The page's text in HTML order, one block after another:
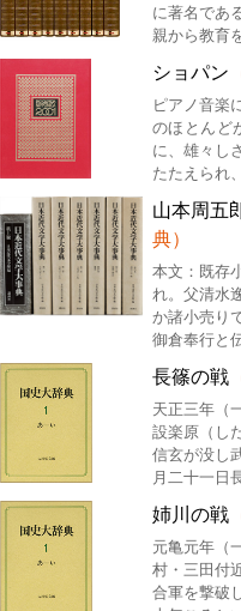
に著名であ
親から教育
ショパン
ピアノ音楽
のほとんど
に、雄々し
たたえられ
山本周五
典）
本文：既存
れ。父清水
か諸小売り
御倉奉行と
長篠の戦
天正三年（
設楽原（し
信玄が没し
月二十一日
姉川の戦
元亀元年（
村・三田付
合軍を撃破